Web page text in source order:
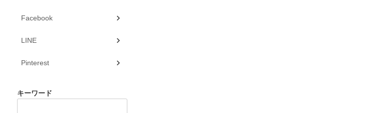
Facebook
LINE
Pinterest
キーワード